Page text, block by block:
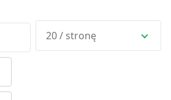
ze Świętem 42. Pułku
liczne rodziny z
miasta oraz
inicjatywę. Była to
do wspólnej zabawy,[...]
20 / stronę